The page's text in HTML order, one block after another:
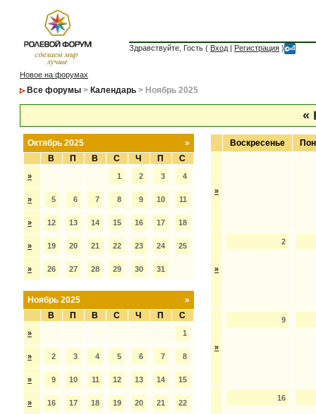
Здравствуйте, Гость ( Вход | Регистрация )
Новое на форумах
Все форумы > Календарь > Ноябрь 2025
«
»
Октябрь 2025
В
П В С Ч П С
» 1 2 3 4
» 5 6 7 8 9 10 11
» 12 13 14 15 16 17 18
» 19 20 21 22 23 24 25
» 26 27 28 29 30 31
»
Ноябрь 2025
В
П В С Ч П С
» 1
» 2 3 4 5 6 7 8
» 9 10 11 12 13 14 15
» 16 17 18 19 20 21 22
Воскресенье
»
»
2
»
9
16